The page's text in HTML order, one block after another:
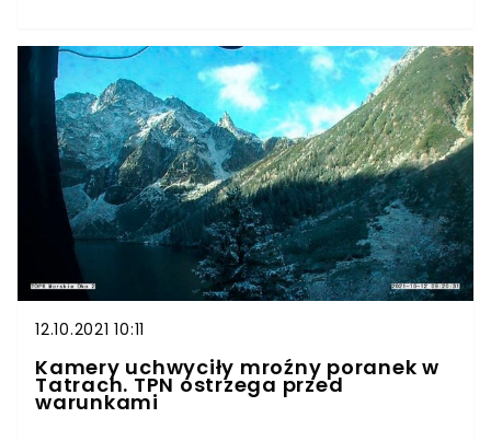
12.10.2021 10:11
Kamery uchwyciły mroźny poranek w
Tatrach. TPN ostrzega przed
warunkami